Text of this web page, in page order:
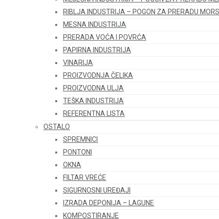
RIBLJA INDUSTRIJA – POGON ZA PRERADU
MESNA INDUSTRIJA
PRERADA VOĆA I POVRĆA
PAPIRNA INDUSTRIJA
VINARIJA
PROIZVODNJA ČELIKA
PROIZVODNA ULJA
TEŠKA INDUSTRIJA
REFERENTNA LISTA
OSTALO
SPREMNICI
PONTONI
OKNA
FILTAR VREĆE
SIGURNOSNI UREĐAJI
IZRADA DEPONIJA – LAGUNE
KOMPOSTIRANJE